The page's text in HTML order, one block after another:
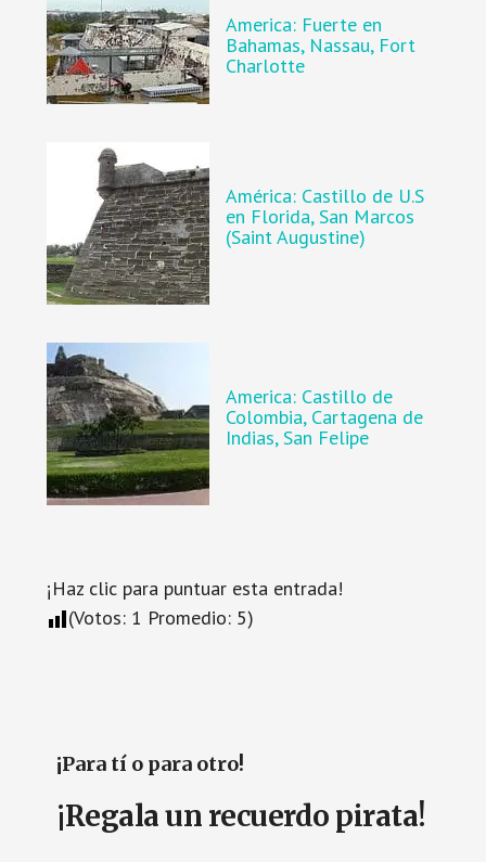
America: Fuerte en
Bahamas, Nassau, Fort
Charlotte
América: Castillo de U.S
en Florida, San Marcos
(Saint Augustine)
America: Castillo de
Colombia, Cartagena de
Indias, San Felipe
¡Haz clic para puntuar esta entrada!
(Votos: 1 Promedio: 5)
¡Para tí o para otro!
¡Regala un recuerdo pirata!